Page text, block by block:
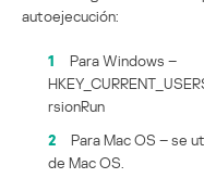
autoejecución:
1
Para Windows –
rsionRun
2
Para Mac OS – se
de Mac OS.